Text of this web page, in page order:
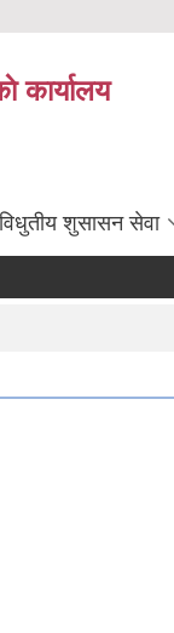
कार्यालय
विधुतीय शुसासन सेवा